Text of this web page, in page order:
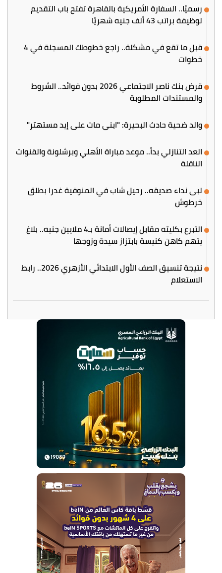
رسميًا.. السفارة الأمريكية بالقاهرة تفتح باب التقديم
لوظيفة براتب 43 ألف جنيه شهريًا
قبل ما تقع في مشكلة.. راجع خطوطك المسجلة في 4
خطوات
قرض بنك ناصر الاجتماعي 2026 بدون فوائد.. الشروط
والمستندات المطلوبة
والد ضحية حادث البحيرة: "ابني مات على إيد مستهتر"
العد التنازلي بدأ.. موعد مباراة الأهلي وبرشلونة والقنوات
الناقلة
لبى نداء صديقه.. رحيل شاب في المنوفية غدرا بطلق
خرطوش
التبرع بكليته مقابل إيصالات أمانة بـ4 ملايين جنيه.. بلاغ
يتهم كاهن كنيسة بابتزاز سيدة وزوجها
نتيجة تنسيق الصف الأول الابتدائي الأزهري 2026.. رابط
الاستعلام